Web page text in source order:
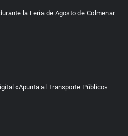
la Feria de Agosto de Colmenar
«Apunta al Transporte Público»